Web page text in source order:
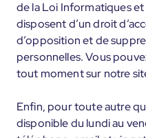
de la Loi Informatiques
disposent d’un droit
d’opposition et de
personnelles. Vous
tout moment sur notre
Enfin, pour toute autre
disponible du lundi au